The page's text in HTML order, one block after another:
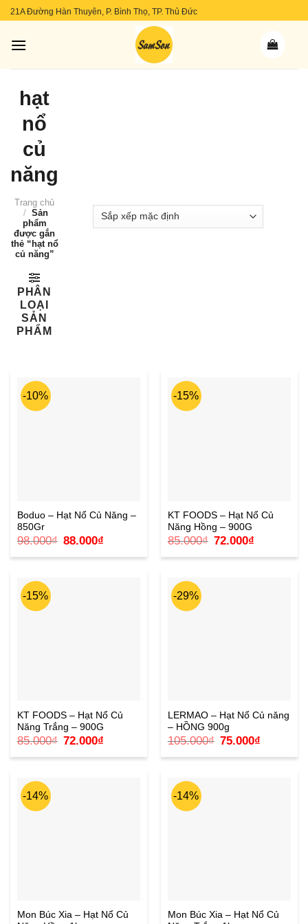
Skip
content
21A Đường Hàn Thuyên, P. Bình Thọ, TP. Thủ Đức
hạt
nổ
củ
năng
Trang chủ
/ Sản
phẩm
được gắn
thẻ “hạt nổ
củ năng”
PHÂN
LOẠI
SẢN
PHẨM
-10%
Boduo – Hạt Nổ Củ Năng –
850Gr
98.000₫ Giá
gốc
là:
88.000₫Giá
tại
-15%
KT FOODS – Hạt Nổ Củ
Năng Hồng – 900G
85.000₫ Giá
gốc
là:
72.000₫Giá
tại
-15%
KT FOODS – Hạt Nổ Củ
Năng Trắng – 900G
85.000₫ Giá
gốc
là:
72.000₫Giá
tại
-29%
LERMAO – Hạt Nổ Củ năng
– HỒNG 900g
105.000₫ Giá
gốc
là:
75.000₫Giá
tại
-14%
Mon Búc Xia – Hạt Nổ Củ
-14%
Mon Búc Xia – Hạt Nổ Củ